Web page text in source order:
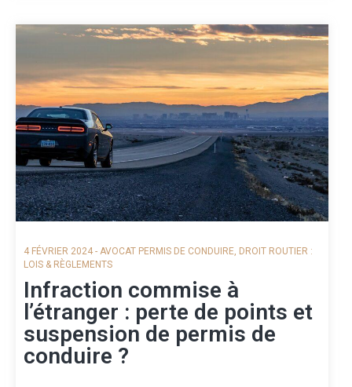
4 FÉVRIER 2024 - AVOCAT PERMIS DE CONDUIRE DROIT ROUTIER :
LOIS & RÈGLEMENTS
Infraction commise à
l’étranger : perte de points et
suspension de permis de
conduire ?